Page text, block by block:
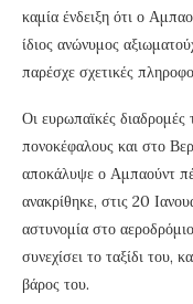
καμία ένδειξη ότι ο
ίδιος ανώνυμος
παρέσχε σχετικές
Οι ευρωπαϊκές
πονοκέφαλους και στο
αποκάλυψε ο Αμπαούντ
ανακρίθηκε, στις 20
αστυνομία στο
συνεχίσει το ταξίδι του,
βάρος του.